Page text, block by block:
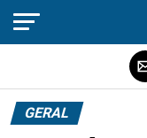
GERAL